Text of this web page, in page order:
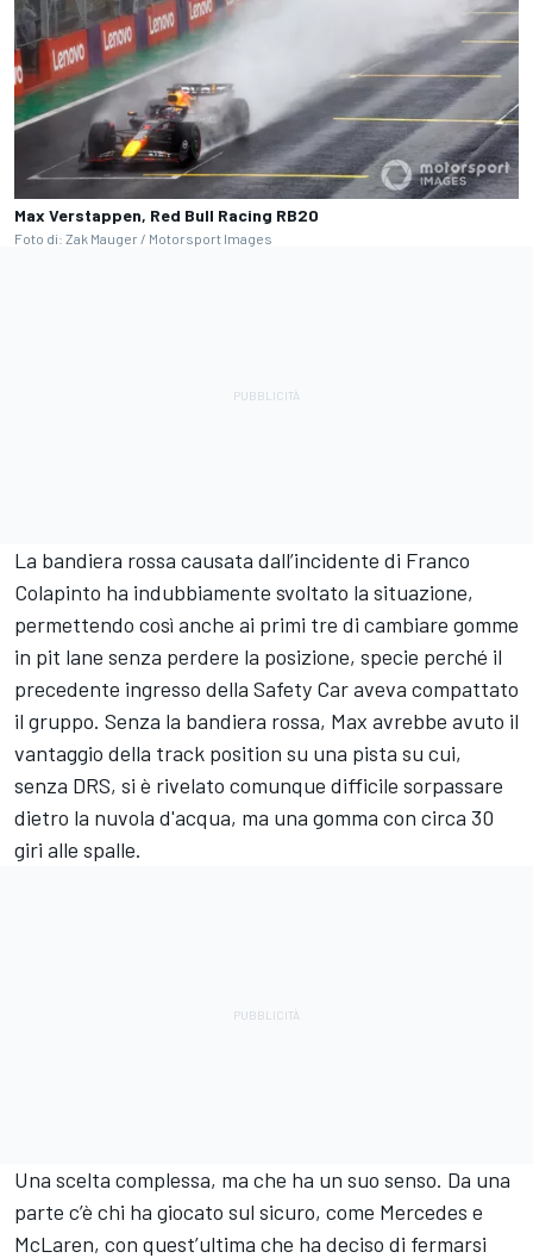
Max Verstappen, Red Bull Racing RB20
Foto di: Zak Mauger / Motorsport Images
La bandiera rossa causata dall’incidente di Franco
Colapinto ha indubbiamente svoltato la situazione,
permettendo così anche ai primi tre di cambiare gomme
in pit lane senza perdere la posizione, specie perché il
precedente ingresso della Safety Car aveva compattato
il gruppo. Senza la bandiera rossa, Max avrebbe avuto il
vantaggio della track position su una pista su cui,
senza DRS, si è rivelato comunque difficile sorpassare
dietro la nuvola d'acqua, ma una gomma con circa 30
giri alle spalle.
Una scelta complessa, ma che ha un suo senso. Da una
parte c’è chi ha giocato sul sicuro, come Mercedes e
McLaren, con quest’ultima che ha deciso di fermarsi